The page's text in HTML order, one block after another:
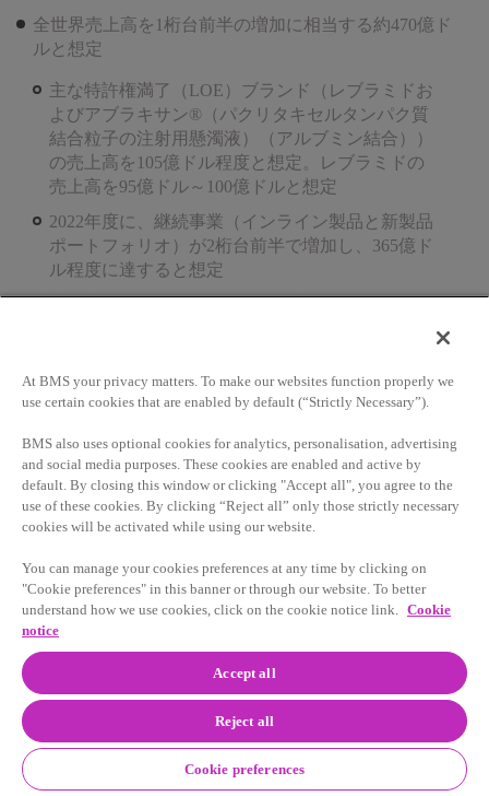
全世界売上高を1桁台前半の増加に相当する約470億ド
ルと想定
主な特許権満了（LOE）ブランド（レブラミドお
よびアブラキサン®（パクリタキセルタンパク質
結合粒子の注射用懸濁液）（アルブミン結合））
の売上高を105億ドル程度と想定。レブラミドの
売上高を95億ドル～100億ドルと想定
2022年度に、継続事業（インライン製品と新製品
ポートフォリオ）が2桁台前半で増加し、365億ド
ル程度に達すると想定
構成される営業費用がGAAPベースで約10%の減少、
非GAAPベースで前年度並み
実効税率がGAAPベースで24%程度、非GAAPベース
で16.5%程度
2022年の財務見通しには、潜在的な将来の戦略的買収や売
まれていません。2022年の非GAAPベースのEPS見通しに
ついては、「非GAAPに基づく財務情報の使用」で説明し
ています。この財務見通しは、本プレスリリースに記載さ
れている全ての将来予測等に関する記述に当てはまるリス
クと不確実性の影響を受けます。
長期的な財務目標を確認
At BMS your privacy matters. To make our websites function properly we
use certain cookies that are enabled by default (“Strictly Necessary”).
BMS also uses optional cookies for analytics, personalisation, advertising
and social media purposes. These cookies are enabled and active by
default. By closing this window or clicking "Accept all", you agree to the
use of these cookies. By clicking “Reject all” only those strictly necessary
cookies will be activated while using our website.
You can manage your cookies preferences at any time by clicking on
"Cookie preferences" in this banner or through our website. To better
understand how we use cookies, click on the cookie notice link. Cookie
notice
Accept all
Reject all
Cookie preferences